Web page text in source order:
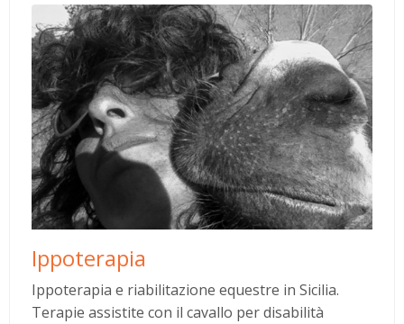
Ippoterapia
Ippoterapia e riabilitazione equestre in Sicilia.
Terapie assistite con il cavallo per disabilità